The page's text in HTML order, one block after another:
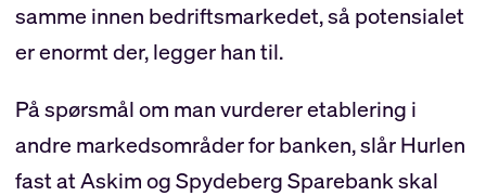
samme innen bedriftsmarkedet, så potensialet
er enormt der, legger han til.
På spørsmål om man vurderer etablering i
andre markedsområder for banken, slår Hurlen
fast at Askim og Spydeberg Sparebank skal